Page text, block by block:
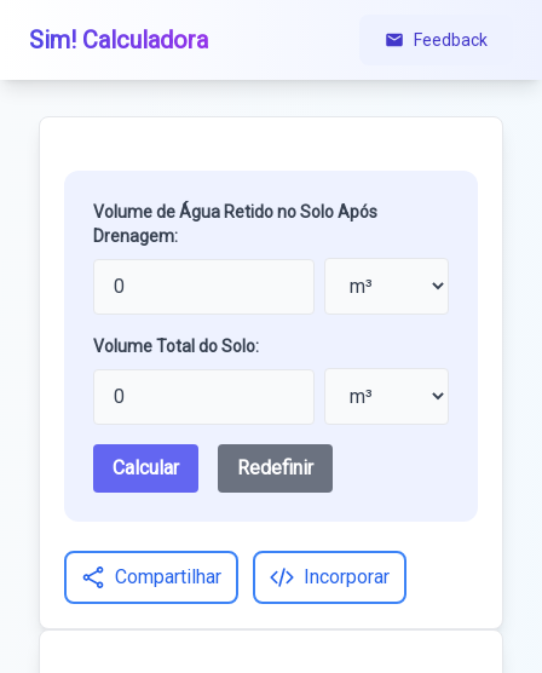
Sim! Calculadora Feedback
Volume de Água Retido no Solo Após
Drenagem:
Volume Total do Solo:
Calcular Redefinir
Compartilhar Incorporar